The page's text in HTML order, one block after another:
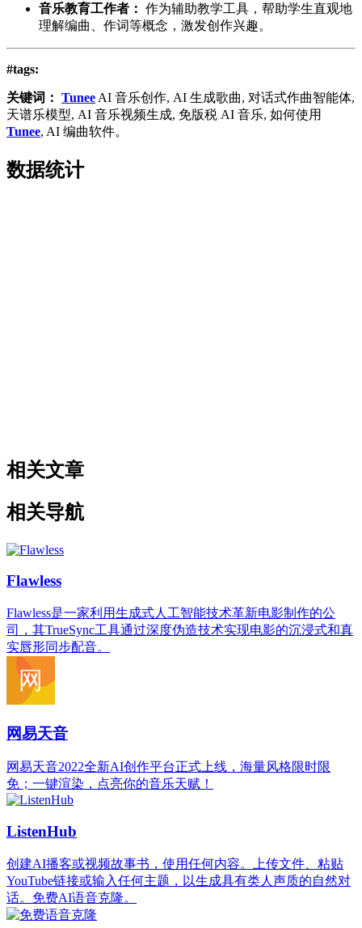
音乐教育工作者： 作为辅助教学工具，帮助学生直观地
理解编曲、作词等概念，激发创作兴趣。
#tags:
关键词： Tunee AI 音乐创作, AI 生成歌曲, 对话式作曲智能体,
天谱乐模型, AI 音乐视频生成, 免版税 AI 音乐, 如何使用
Tunee, AI 编曲软件。
数据统计
相关文章
相关导航
Flawless
Flawless是一家利用生成式人工智能技术革新电影制作的公
司，其TrueSync工具通过深度伪造技术实现电影的沉浸式和真
实唇形同步配音。
网易天音
网易天音2022全新AI创作平台正式上线，海量风格限时限
免；一键渲染，点亮你的音乐天赋！
ListenHub
创建AI播客或视频故事书，使用任何内容。上传文件、粘贴
YouTube链接或输入任何主题，以生成具有类人声质的自然对
话。免费AI语音克隆。